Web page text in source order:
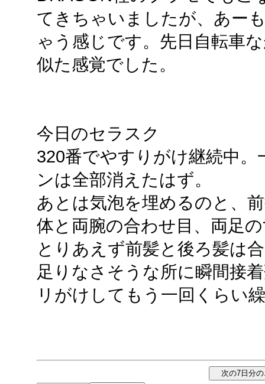
てきちゃいましたが、あー
ゃう感じです。先日自転車
似た感覚でした。
今日のセラスク
320番でやすりがけ継続中
ンは全部消えたはず。
あとは気泡を埋めるのと、
体と両腕の合わせ目、両足
とりあえず前髪と後ろ髪は
足りなさそうな所に瞬間接
リがけしてもう一回くらい